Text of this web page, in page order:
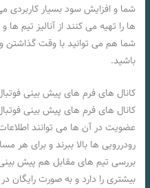
شما و افزایش سود بسیار کاربردی
ها را تهیه می کنند از آنالیز تیم
شما هم می توانید با وقت گذاشتن و
باشید.
کانال های فرم های پیش بینی
کانال های فرم های پیش بینی
عضویت در آن ها می توانند
رودررویی ها بالا ببرند و برای هر
بررسی تیم های مقابل هم پیش
بیشتری را دارد و به صورت رایگان در